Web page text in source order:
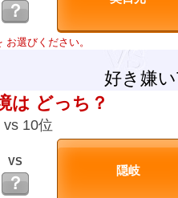
？
お選びください。
好き嫌
は どっち？
vs 10位
VS
？